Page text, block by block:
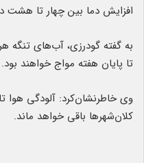
افزایش دما بین چهار تا هشت
به گفته گودرزی، آب‌های تنگه
تا پایان هفته مواج خواهند بود.
وی خاطرنشان‌کرد: آلودگی هوا
کلان‌شهرها باقی خواهد ماند.